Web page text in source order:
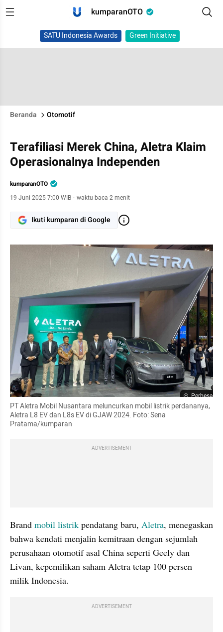
kumparanOTO
SATU Indonesia Awards Green Initiative
Beranda Otomotif
Terafiliasi Merek China, Aletra Klaim
Operasionalnya Independen
kumparanOTO
19 Juni 2025 7:00 WIB · waktu baca 2 menit
Ikuti kumparan di Google
Perbesar
PT Aletra Mobil Nusantara meluncurkan mobil listrik perdananya,
Aletra L8 EV dan L8s EV di GJAW 2024. Foto: Sena
Pratama/kumparan
ADVERTISEMENT
Brand mobil listrik pendatang baru, Aletra, menegaskan
bahwa kendati menjalin kemitraan dengan sejumlah
perusahaan otomotif asal China seperti Geely dan
Livan, kepemilikan saham Aletra tetap 100 persen
milik Indonesia.
ADVERTISEMENT